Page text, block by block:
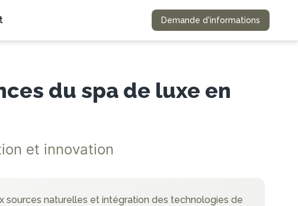
Demande d'informations
du spa de luxe en
et innovation
sources naturelles et intégration des technologies de